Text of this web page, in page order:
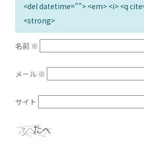
<del datetime=""> <em> <i> <q
<strong>
名前 ※
メール ※
サイト